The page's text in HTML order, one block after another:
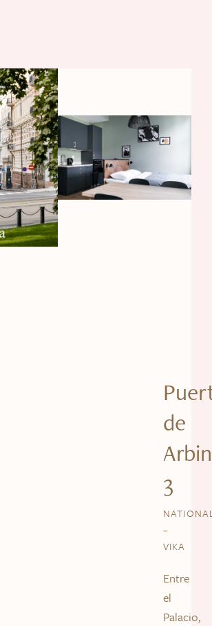
de
Arbin
3
–
VIKA
Entre
el
Palacio,